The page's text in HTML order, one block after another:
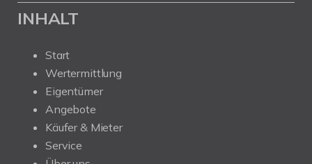
INHALT
Start
Wertermittlung
Eigentümer
Angebote
Käufer & Mieter
Service